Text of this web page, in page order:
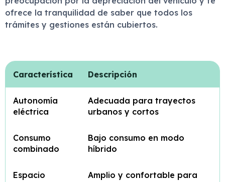
ofrece la tranquilidad de saber que todos los
trámites y gestiones están cubiertos.
Característica Descripción
Autonomía
eléctrica
Adecuada para trayectos
urbanos y cortos
Consumo
combinado
Bajo consumo en modo
híbrido
Espacio
Amplio y confortable para